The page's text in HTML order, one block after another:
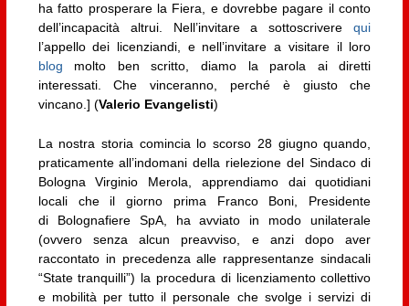
ha fatto prosperare la Fiera, e dovrebbe pagare il conto
dell’incapacità altrui. Nell’invitare a sottoscriverequi
l’appello dei licenziandi, e nell’invitare a visitare il loro
blog molto ben scritto, diamo la parola ai diretti
interessati. Che vinceranno, perché è giusto che
vincano.] (Valerio Evangelisti)
La nostra storia comincia lo scorso 28 giugno quando,
praticamente all’indomani della rielezione del Sindaco di
Bologna Virginio Merola, apprendiamo dai quotidiani
locali che il giorno prima Franco Boni, Presidente
di Bolognafiere SpA, ha avviato in modo unilaterale
(ovvero senza alcun preavviso, e anzi dopo aver
raccontato in precedenza alle rappresentanze sindacali
“State tranquilli”) la procedura di licenziamento collettivo
e mobilità per tutto il personale che svolge i servizi di